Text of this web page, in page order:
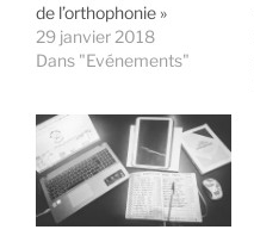
de l’orthophonie »
29 janvier 2018
Dans "Evénements"